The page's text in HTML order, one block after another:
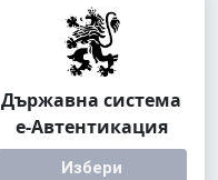
Държавна система
е-Автентикация
Избери